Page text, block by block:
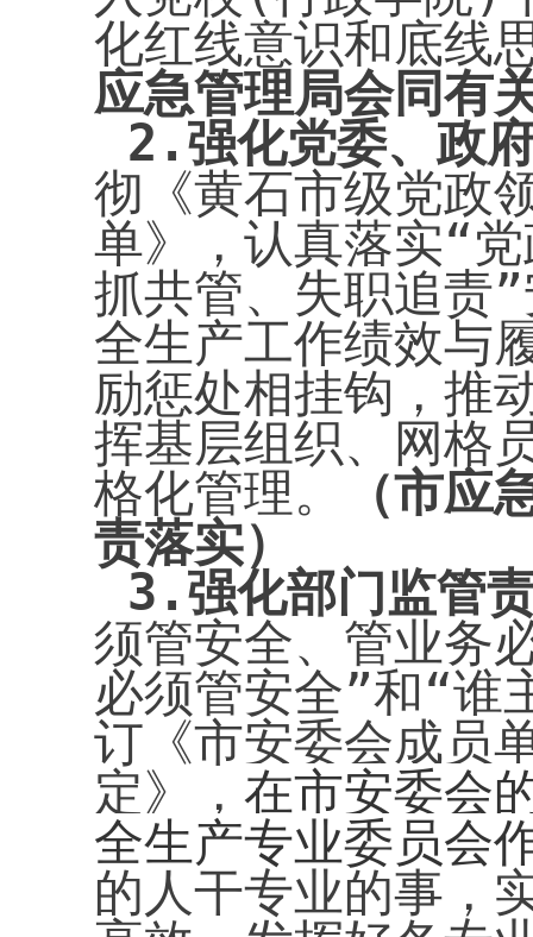
化红线意识和底线
应急管理局会同有
2. 强化党委、政
彻《黄石市级党政
单》，认真落实“
抓共管、失职追责
全生产工作绩效与
励惩处相挂钩，推
挥基层组织、网格
格化管理。
（市应
责落实）
3. 强化部门监管
须管安全、管业务
必须管安全”和“谁
订《市安委会成员
定》， 在市安委会
全生产专业委员会
的人干专业的事，